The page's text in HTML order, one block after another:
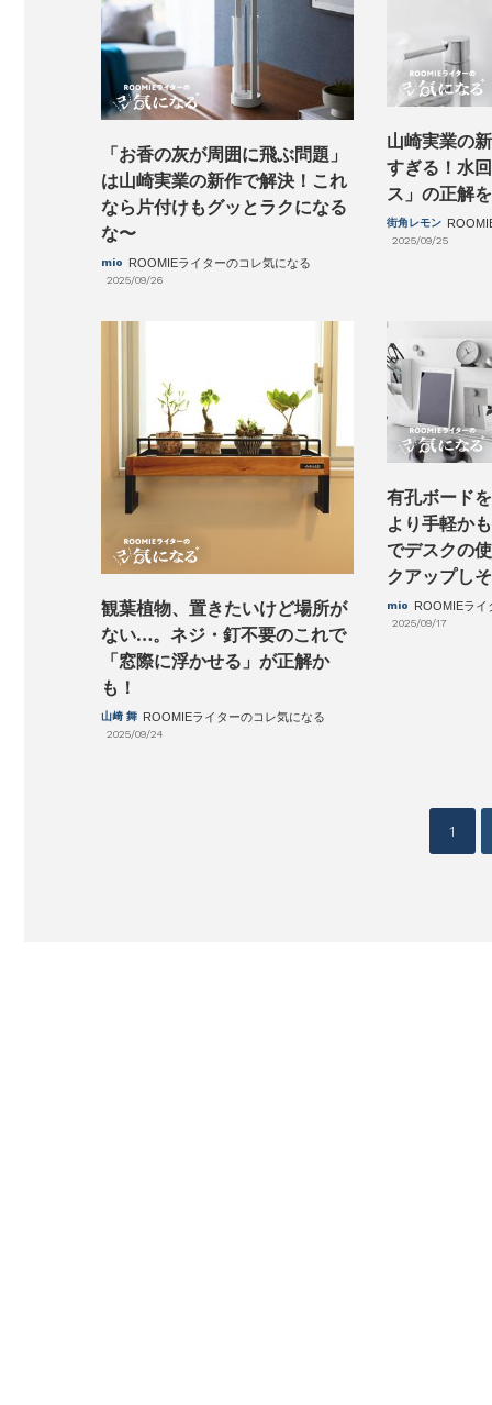
「お香の灰が周囲に飛ぶ問題」
は山崎実業の新作で解決！これ
なら片付けもグッとラクになる
な〜
mio ROOMIEライターのコレ気になる
2025/09/26
山崎実業の
すぎる！水
ス」の正解
街角レモン
2025/09/25
観葉植物、置きたいけど場所が
ない…。ネジ・釘不要のこれで
「窓際に浮かせる」が正解か
も！
山﨑 舞 ROOMIEライターのコレ気になる
2025/09/24
有孔ボード
より手軽か
でデスクの
クアップし
mio ROOMIEライ
2025/09/17
1